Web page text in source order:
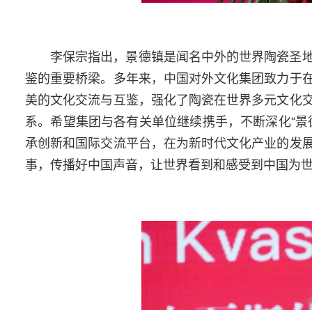
李保宗指出，景德镇是闻名中外的世界陶瓷圣
鉴的重要桥梁。多年来，中国对外文化集团致力于
美的文化交流与互鉴，强化了陶瓷在世界多元文
系。希望集团与各有关单位继续携手，不断深化“
承创新和国际交流平台，在为新时代文化产业的
事，传播好中国声音，让世界看到和感受到中国为